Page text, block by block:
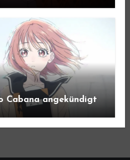
Cabana angekündigt